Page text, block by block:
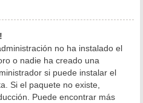
no ha instalado el
o nadie ha creado una
si puede instalar el
Si el paquete no existe,
Puede encontrar más